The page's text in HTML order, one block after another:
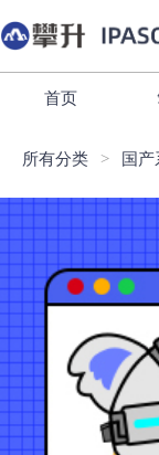
首页
所有分类 国产